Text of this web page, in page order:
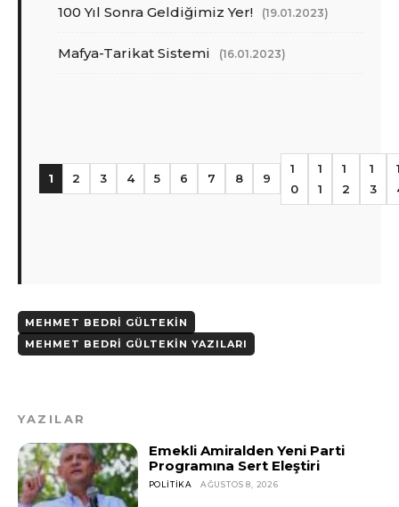
100 Yıl Sonra Geldiğimiz Yer! (19.01.2023)
Mafya-Tarikat Sistemi (16.01.2023)
1 2 3 4 5 6 7 8 9
1
0
1
1
1
2
1
3
MEHMET BEDRI GÜLTEKIN
MEHMET BEDRI GÜLTEKIN YAZILARI
YAZILAR
Emekli Amiralden Yeni Parti
Programına Sert Eleştiri
POLITIKA AĞUSTOS 8, 2026